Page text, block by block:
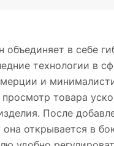
объединяет в себе
технологии в
и
товара
После
открывается в